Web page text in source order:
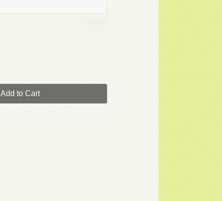
0/500
Add to Cart